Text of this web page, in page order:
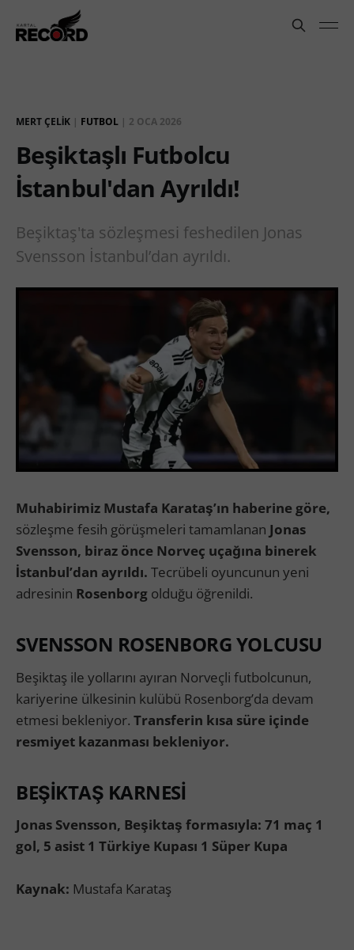
MERT ÇELIK | FUTBOL | 2 OCA 2026
Beşiktaşlı Futbolcu
İstanbul'dan Ayrıldı!
Beşiktaş'ta sözleşmesi feshedilen Jonas
Svensson İstanbul’dan ayrıldı.
Muhabirimiz Mustafa Karataş’ın haberine göre,
sözleşme fesih görüşmeleri tamamlanan Jonas
Svensson, biraz önce Norveç uçağına binerek
İstanbul’dan ayrıldı. Tecrübeli oyuncunun yeni
adresinin Rosenborg olduğu öğrenildi.
SVENSSON ROSENBORG YOLCUSU
Beşiktaş ile yollarını ayıran Norveçli futbolcunun,
kariyerine ülkesinin kulübü Rosenborg’da devam
etmesi bekleniyor. Transferin kısa süre içinde
resmiyet kazanması bekleniyor.
BEŞİKTAŞ KARNESİ
Jonas Svensson, Beşiktaş formasıyla: 71 maç 1
gol, 5 asist 1 Türkiye Kupası 1 Süper Kupa
Kaynak: Mustafa Karataş